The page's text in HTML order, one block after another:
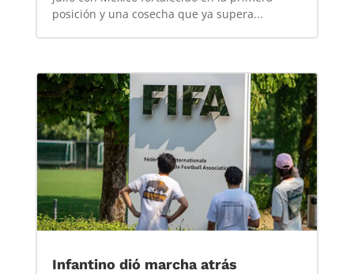
posición y una cosecha que ya supera...
Infantino dió marcha atrás